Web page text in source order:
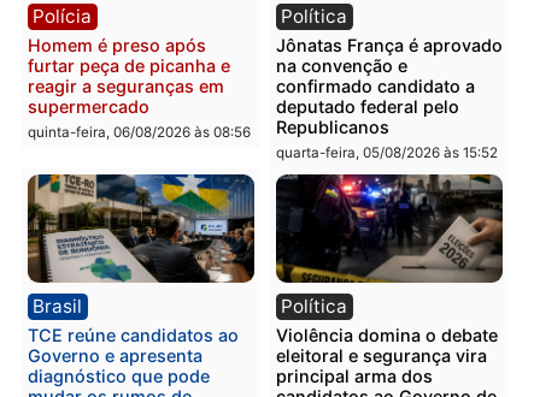
Polícia
Homem é esfaqueado no
tórax durante briga com
Guimarães
quinta-feira, 06/08/2026 às 09:24
Polícia
Três suspeitos ligados a
facção criminosa são
presos por receptação e
adulteração de veículos
em Porto Velho
quinta-feira, 06/08/2026 às